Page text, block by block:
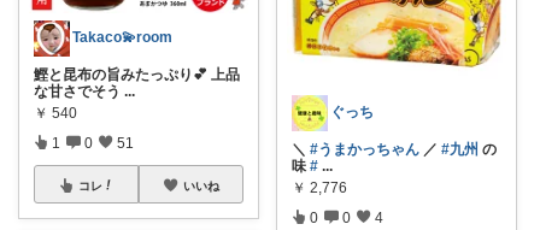
Takaco💫room
鰹と昆布の旨みたっぷり💕 上品
な甘さでそう ...
￥ 540
1 0 51
コレ いいね
ぐっち
＼ #うまかっちゃん ／ #九州 の
味 # ...
￥ 2,776
0 0 4